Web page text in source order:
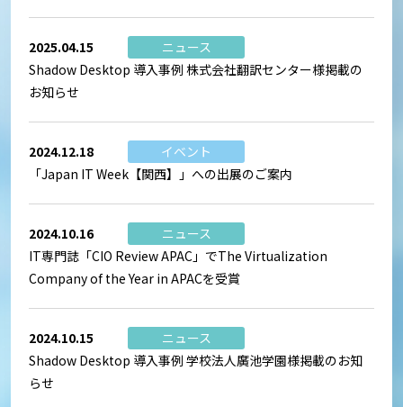
2025.04.15
ニュース
Shadow Desktop 導入事例 株式会社翻訳センター様掲載の
お知らせ
2024.12.18
イベント
「Japan IT Week【関西】」への出展のご案内
2024.10.16
ニュース
IT専門誌「CIO Review APAC」でThe Virtualization
Company of the Year in APACを受賞
2024.10.15
ニュース
Shadow Desktop 導入事例 学校法人廣池学園様掲載のお知
らせ